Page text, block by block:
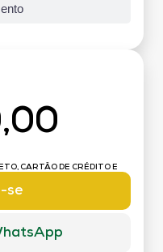
CARTÃO DE CRÉDITO E
se